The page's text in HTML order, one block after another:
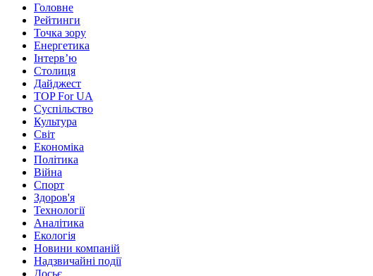
Головне
Рейтинги
Точка зору
Енергетика
Інтерв’ю
Столиця
Дайджест
TOP For UA
Суспiльство
Культура
Світ
Економіка
Політика
Війна
Спорт
Здоров'я
Технології
Аналітика
Екологія
Новини компаній
Надзвичайні події
Досьє